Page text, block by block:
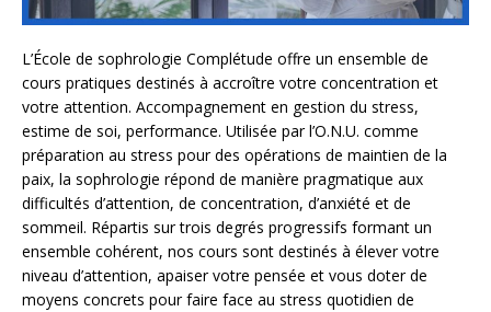
L’École de sophrologie Complétude offre un ensemble de
cours pratiques destinés à accroître votre concentration et
votre attention. Accompagnement en gestion du stress,
estime de soi, performance. Utilisée par l’O.N.U. comme
préparation au stress pour des opérations de maintien de la
paix, la sophrologie répond de manière pragmatique aux
difficultés d’attention, de concentration, d’anxiété et de
sommeil. Répartis sur trois degrés progressifs formant un
ensemble cohérent, nos cours sont destinés à élever votre
niveau d’attention, apaiser votre pensée et vous doter de
moyens concrets pour faire face au stress quotidien de